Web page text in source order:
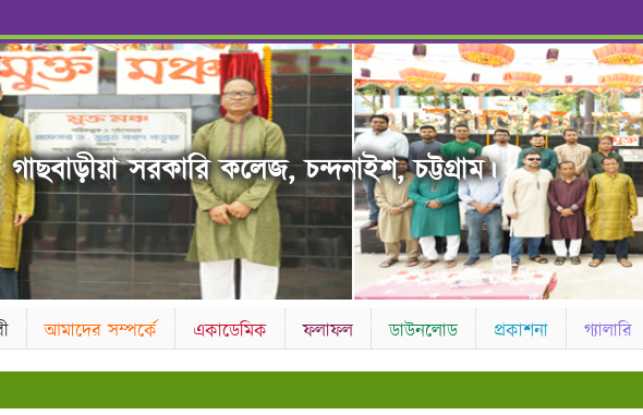
গাছবাড়ীয়া সরকারি কলেজ, চন্দনাইশ, চট্টগ্রাম।
আমাদের সম্পর্কে একাডেমিক ফলাফল ডাউনলোড প্রকাশনা গ্যালারি